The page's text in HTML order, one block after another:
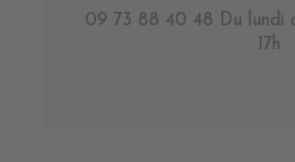
09 73 88 40 48 Du lundi
17h